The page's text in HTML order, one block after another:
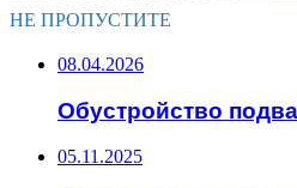
НЕ ПРОПУСТИТЕ
08.04.2026
Обустройство
05.11.2025